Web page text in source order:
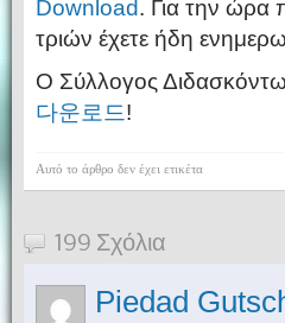
Download. Για την ώρα
τριών έχετε ήδη
Ο Σύλλογος
다운로드!
Αυτό το άρθρο δεν έχει ετικέτα
199 Σχόλια
Piedad